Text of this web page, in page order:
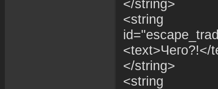
</string>
<string
<text>Чего?!</
</string>
<string